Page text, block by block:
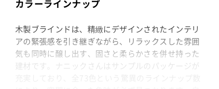
カラーラインナップ
木製ブラインドは、精緻にデザインされたインテリ
アの緊張感を引き継ぎながら、リラックスした雰囲
気も同時に醸し出す、固さと柔らかさを併せ持った
建材です。ナニックさんはサンプルのパッケージが